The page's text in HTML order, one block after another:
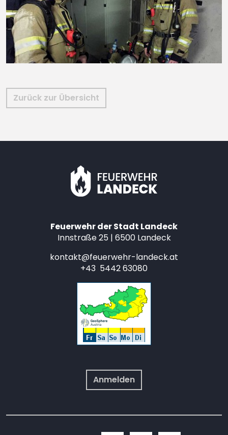
Zurück zur Übersicht
Feuerwehr der Stadt Landeck
Innstraße 25 | 6500 Landeck
kontakt@feuerwehr-landeck.at
+43 5442 63080
Anmelden